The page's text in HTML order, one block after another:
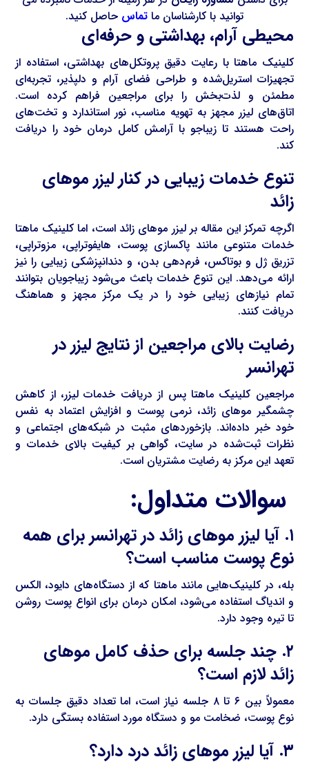
توانید با کارشناسان ما تماس حاصل کنید.
محیطی آرام، بهداشتی و حرفه‌ای
کلینیک ماهتا با رعایت دقیق پروتکل‌های بهداشتی، استفاده از
تجهیزات استریل‌شده و طراحی فضای آرام و دلپذیر، تجربه‌ای
مطمئن و لذت‌بخش را برای مراجعین فراهم کرده است.
اتاق‌های لیزر مجهز به تهویه مناسب، نور استاندارد و تخت‌های
راحت هستند تا زیباجو با آرامش کامل درمان خود را دریافت
کند.
تنوع خدمات زیبایی در کنار لیزر موهای
زائد
اگرچه تمرکز این مقاله بر لیزر موهای زائد است، اما کلینیک ماهتا
خدمات متنوعی مانند پاکسازی پوست، هایفوتراپی، مزوتراپی،
تزریق ژل و بوتاکس، فرم‌دهی بدن، و دندانپزشکی زیبایی را نیز
ارائه می‌دهد. این تنوع خدمات باعث می‌شود زیباجویان بتوانند
تمام نیازهای زیبایی خود را در یک مرکز مجهز و هماهنگ
دریافت کنند.
رضایت بالای مراجعین از نتایج لیزر در
تهرانسر
مراجعین کلینیک ماهتا پس از دریافت خدمات لیزر، از کاهش
چشمگیر موهای زائد، نرمی پوست و افزایش اعتماد به نفس
خود خبر داده‌اند. بازخوردهای مثبت در شبکه‌های اجتماعی و
نظرات ثبت‌شده در سایت، گواهی بر کیفیت بالای خدمات و
تعهد این مرکز به رضایت مشتریان است.
سوالات متداول:
۱. آیا لیزر موهای زائد در تهرانسر برای همه
نوع پوست مناسب است؟
بله، در کلینیک‌هایی مانند ماهتا که از دستگاه‌های دایود، الکس
و اندیاگ استفاده می‌شود، امکان درمان برای انواع پوست روشن
تا تیره وجود دارد.
۲. چند جلسه برای حذف کامل موهای
زائد لازم است؟
معمولاً بین ۶ تا ۸ جلسه نیاز است، اما تعداد دقیق جلسات به
نوع پوست، ضخامت مو و دستگاه مورد استفاده بستگی دارد.
۳. آیا لیزر موهای زائد درد دارد؟